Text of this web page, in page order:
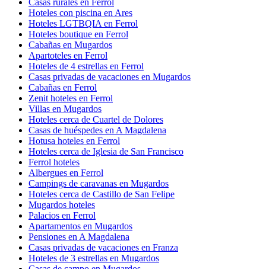
Casas rurales en Ferrol
Hoteles con piscina en Ares
Hoteles LGTBQIA en Ferrol
Hoteles boutique en Ferrol
Cabañas en Mugardos
Apartoteles en Ferrol
Hoteles de 4 estrellas en Ferrol
Casas privadas de vacaciones en Mugardos
Cabañas en Ferrol
Zenit hoteles en Ferrol
Villas en Mugardos
Hoteles cerca de Cuartel de Dolores
Casas de huéspedes en A Magdalena
Hotusa hoteles en Ferrol
Hoteles cerca de Iglesia de San Francisco
Ferrol hoteles
Albergues en Ferrol
Campings de caravanas en Mugardos
Hoteles cerca de Castillo de San Felipe
Mugardos hoteles
Palacios en Ferrol
Apartamentos en Mugardos
Pensiones en A Magdalena
Casas privadas de vacaciones en Franza
Hoteles de 3 estrellas en Mugardos